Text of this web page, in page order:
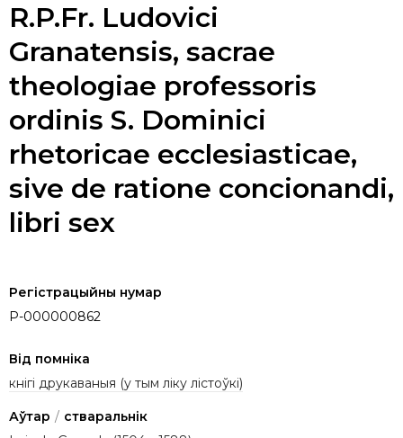
R.P.Fr. Ludovici
Granatensis, sacrae
theologiae professoris
ordinis S. Dominici
rhetoricae ecclesiasticae,
sive de ratione concionandi,
libri sex
Регістрацыйны нумар
P-000000862
Від помніка
кнігі друкаваныя (у тым ліку лістоўкі)
Аўтар / стваральнік